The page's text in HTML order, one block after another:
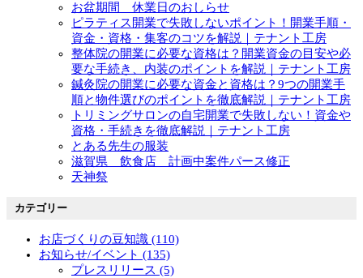
お盆期間 休業日のおしらせ
ピラティス開業で失敗しないポイント！開業手順・
資金・資格・集客のコツを解説｜テナント工房
整体院の開業に必要な資格は？開業資金の目安や必
要な手続き、内装のポイントを解説｜テナント工房
鍼灸院の開業に必要な資金と資格は？9つの開業手
順と物件選びのポイントを徹底解説｜テナント工房
トリミングサロンの自宅開業で失敗しない！資金や
資格・手続きを徹底解説｜テナント工房
とある先生の服装
滋賀県 飲食店 計画中案件パース修正
天神祭
カテゴリー
お店づくりの豆知識 (110)
お知らせ/イベント (135)
プレスリリース (5)